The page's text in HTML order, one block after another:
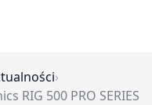
›
RIG 500 PRO SERIES